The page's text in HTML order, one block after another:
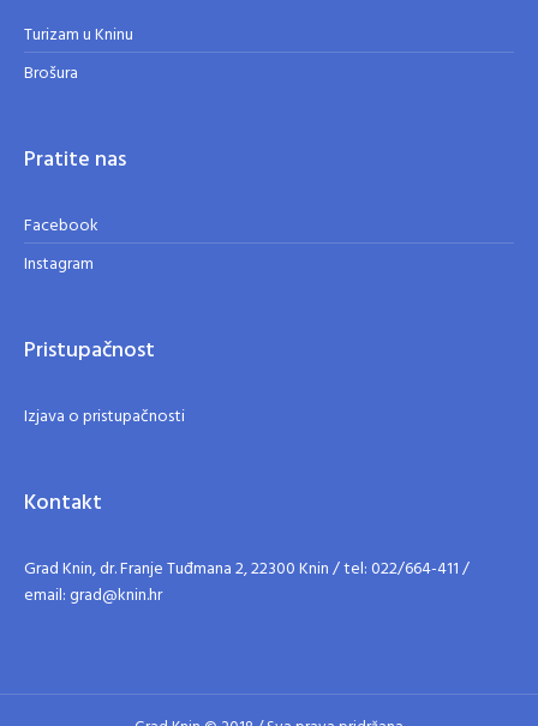
Turizam u Kninu
Brošura
Pratite nas
Facebook
Instagram
Pristupačnost
Izjava o pristupačnosti
Kontakt
Grad Knin, dr. Franje Tuđmana 2, 22300 Knin / tel: 022/664-411 /
email: grad@knin.hr